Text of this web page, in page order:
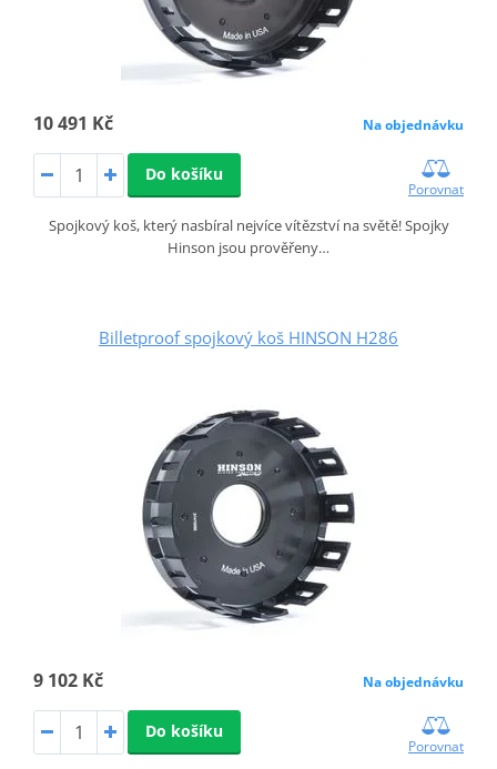
10 491 Kč Na objednávku
Do košíku
Porovnat
Spojkový koš, který nasbíral nejvíce vítězství na světě! Spojky
Hinson jsou prověřeny…
Billetproof spojkový koš HINSON H286
9 102 Kč Na objednávku
Do košíku
Porovnat